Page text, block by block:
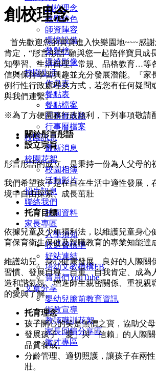
創校理念
教學特色
師資陣容
環境設備
榮譽榜
環繞影像
校園生活
作息表
餐點表
餐點檔案
行事曆表格
行事曆檔案
校園訊息
最新消息
校園花絮
校園相簿
活動影片
招生訊息
聯絡我們
校園資料
家長專區
入學須知
收退費標準
好站連結
培幼文教機構FB
寶貝們YouTube
文章分享
嬰幼兒膽前教育資訊
衛教宣導
教師職訓花絮
家長回饋分享區
徵才專區
創校理念
首先歡迎您的寶寶進入快樂園地~~~感
肯定，“彤言彤語”願與您一起陪伴寶貝成
知學習、生活自理、常規、品格教育…等
信與保持學習興趣並充分發展潛能。『家
例行性行政處理及方式，若您有任何疑問
與我們連繫。
※為了方便園務行政順利，下列事項敬請
關於彤言彤語
設立宗旨
彤言彤語的成立，是秉持一份為人父母的
我們希望孩子是在自在生活中適性發展，
境中自由探索、成長茁壯
托育目標
依據兒童及少年福利法，以維護兒童身心
育保育衛生保健及親職教育的專業知能達
維護幼兒、身心健康發展、良好的人際關
習慣、發展自尊、自重、自我肯定、成為
造和諧氣氛、增進師生親密關係、重視親
的愛與了解。
托育理念
孩子開心的笑是無價之寶，協助父母
發展孩子「愛」與「信賴」的人際
品質養成。
分齡管理、適切照護，讓孩子在兩
壯。